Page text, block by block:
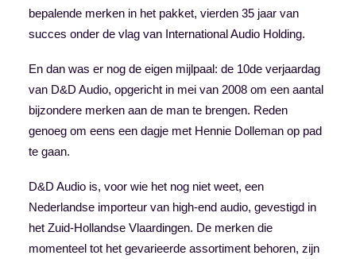
bepalende merken in het pakket, vierden 35 jaar van
succes onder de vlag van International Audio Holding.
En dan was er nog de eigen mijlpaal: de 10de verjaardag
van D&D Audio, opgericht in mei van 2008 om een aantal
bijzondere merken aan de man te brengen. Reden
genoeg om eens een dagje met Hennie Dolleman op pad
te gaan.
D&D Audio is, voor wie het nog niet weet, een
Nederlandse importeur van high-end audio, gevestigd in
het Zuid-Hollandse Vlaardingen. De merken die
momenteel tot het gevarieerde assortiment behoren, zijn